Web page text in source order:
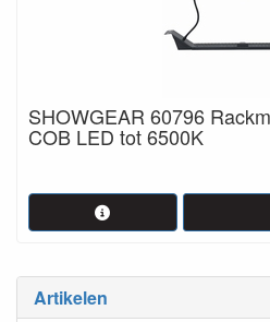
Artikelen
SHOWGEAR 60796
COB LED tot 6500K